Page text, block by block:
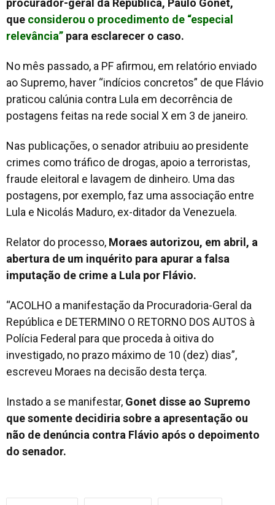
procurador-geral da República, Paulo Gonet,
que considerou o procedimento de “especial
relevância” para esclarecer o caso.
No mês passado, a PF afirmou, em relatório enviado
ao Supremo, haver “indícios concretos” de que Flávio
praticou calúnia contra Lula em decorrência de
postagens feitas na rede social X em 3 de janeiro.
Nas publicações, o senador atribuiu ao presidente
crimes como tráfico de drogas, apoio a terroristas,
fraude eleitoral e lavagem de dinheiro. Uma das
postagens, por exemplo, faz uma associação entre
Lula e Nicolás Maduro, ex-ditador da Venezuela.
Relator do processo, Moraes autorizou, em abril, a
abertura de um inquérito para apurar a falsa
imputação de crime a Lula por Flávio.
“ACOLHO a manifestação da Procuradoria-Geral da
República e DETERMINO O RETORNO DOS AUTOS à
Polícia Federal para que proceda à oitiva do
investigado, no prazo máximo de 10 (dez) dias”,
escreveu Moraes na decisão desta terça.
Instado a se manifestar, Gonet disse ao Supremo
que somente decidiria sobre a apresentação ou
não de denúncia contra Flávio após o depoimento
do senador.